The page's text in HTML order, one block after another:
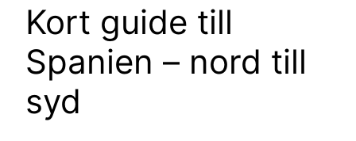
Kort guide till
Spanien – nord till
syd